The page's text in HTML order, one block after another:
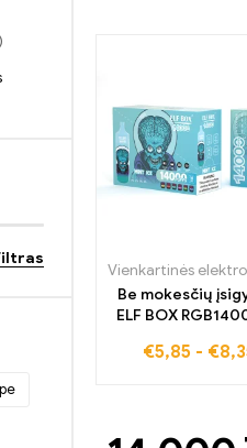
Be mokesčių
ELF BOX
€5,85 - €